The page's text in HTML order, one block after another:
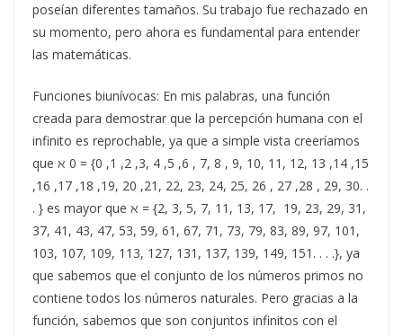
poseían diferentes tamaños. Su trabajo fue rechazado en
su momento, pero ahora es fundamental para entender
las matemáticas.
Funciones biunívocas: En mis palabras, una función
creada para demostrar que la percepción humana con el
infinito es reprochable, ya que a simple vista creeríamos
que ℵ 0 = {0 ,1 ,2 ,3, 4 ,5 ,6 , 7, 8 , 9, 10, 11, 12, 13 ,14 ,15
,16 ,17 ,18 ,19, 20 ,21, 22, 23, 24, 25, 26 , 27 ,28 , 29, 30. .
. } es mayor que ℵ = {2, 3, 5, 7, 11, 13, 17, 19, 23, 29, 31,
37, 41, 43, 47, 53, 59, 61, 67, 71, 73, 79, 83, 89, 97, 101,
103, 107, 109, 113, 127, 131, 137, 139, 149, 151. . . .}, ya
que sabemos que el conjunto de los números primos no
contiene todos los números naturales. Pero gracias a la
función, sabemos que son conjuntos infinitos con el